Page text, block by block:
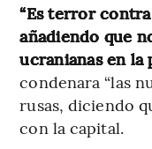
“Es terror
añadiendo que
ucranianas en la
condenara “las
rusas, diciendo
con la capital.